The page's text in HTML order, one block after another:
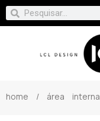
home / área interna